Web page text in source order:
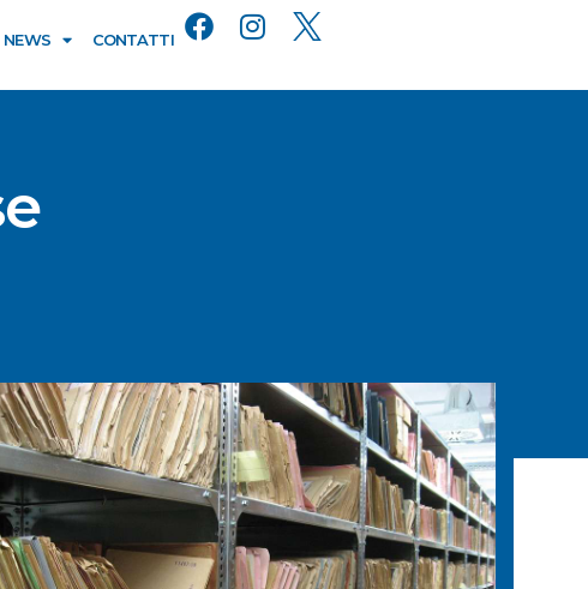
NEWS CONTATTI